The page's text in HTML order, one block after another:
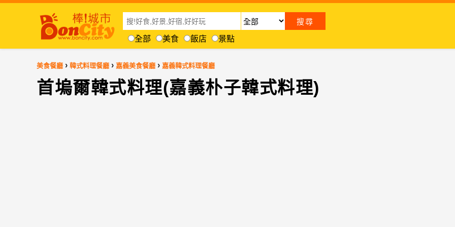
全部 美食 飯店 景點
美食餐廳 › 韓式料理餐廳 › 嘉義美食餐廳 › 嘉義韓式料理餐廳
首塢爾韓式料理(嘉義朴子韓式料理)